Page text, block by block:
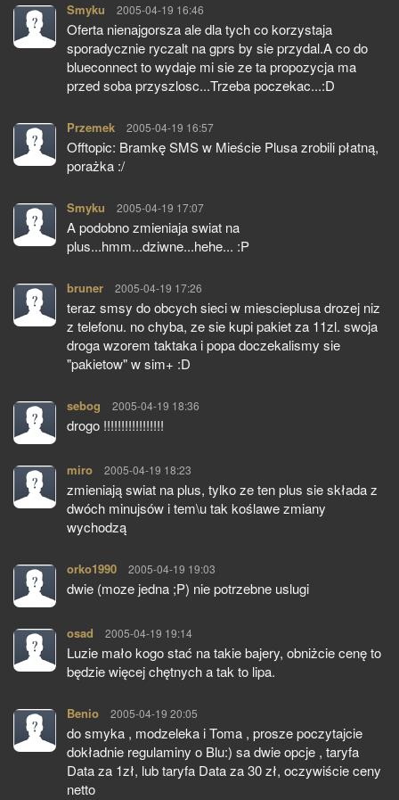
Smyku pisze:
2005-04-19 16:46
Oferta nienajgorsza ale dla tych co korzystaja
sporadycznie ryczalt na gprs by sie przydal.A co do
blueconnect to wydaje mi sie ze ta propozycja ma
przed soba przyszlosc...Trzeba poczekac...:D
Przemek pisze:
2005-04-19 16:57
Offtopic: Bramkę SMS w Mieście Plusa zrobili płatną,
porażka :/
Smyku pisze:
2005-04-19 17:07
A podobno zmieniaja swiat na
plus...hmm...dziwne...hehe... :P
bruner pisze:
2005-04-19 17:26
teraz smsy do obcych sieci w miescieplusa drozej niz
z telefonu. no chyba, ze sie kupi pakiet za 11zl. swoja
droga wzorem taktaka i popa doczekalismy sie
"pakietow" w sim+ :D
sebog pisze:
2005-04-19 18:36
drogo !!!!!!!!!!!!!!!!!
miro pisze:
2005-04-19 18:23
zmieniają swiat na plus, tylko ze ten plus sie składa z
dwóch minujsów i tem\u tak koślawe zmiany
wychodzą
orko1990 pisze:
2005-04-19 19:03
dwie (moze jedna ;P) nie potrzebne uslugi
osad pisze:
2005-04-19 19:14
Luzie mało kogo stać na takie bajery, obniżcie cenę to
będzie więcej chętnych a tak to lipa.
Benio pisze:
2005-04-19 20:05
do smyka , modzeleka i Toma , prosze poczytajcie
dokładnie regulaminy o Blu:) sa dwie opcje , taryfa
Data za 1zł, lub taryfa Data za 30 zł, oczywiście ceny
netto